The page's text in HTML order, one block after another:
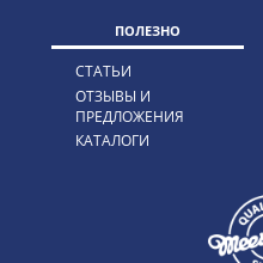
ПОЛЕЗНО
СТАТЬИ
ОТЗЫВЫ И
ПРЕДЛОЖЕНИЯ
КАТАЛОГИ